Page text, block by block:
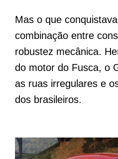
Mas o que
combinação entre
robustez mecânica.
do motor do Fusca, o
as ruas irregulares e
dos brasileiros.